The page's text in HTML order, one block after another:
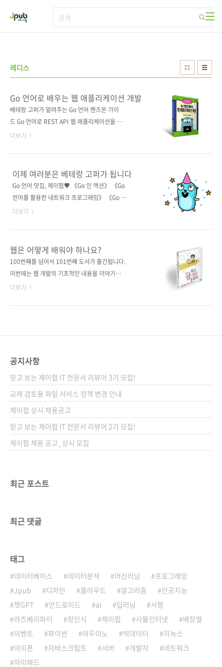
레디스
Go 언어로 배우는 웹 애플리케이션 개발
베테랑 고퍼가 알려주는 Go 언어 핸즈온 가이
드 Go 언어로 REST API 웹 애플리케이션을 개
발할 때 반드시 알아야 할 지식을 알려준다. 전반
하고, 후반부에는 본격적으로 Go 언어를 활용해
ToDo 애플리케이션을 만들면서 환경 설정, 도커
컨테이너 작성, CI/CD 설정, 테스트 작성을 다룬
정을 반복하면서 실제 업무에 적용할 수 있는
API 서버 구축 방법을 배울 수 있다. 베테랑 고퍼
픈소스를 사용한 코딩 기법까지 Go 언어 애플리
케이션 개발에 필요한 모든 것을 익힐 수 있
다. 도서 구매 사이트(가나다순) [교보문..
더보기
이제 여러분은 베테랑 고퍼가 됩니다
Go 언어 맛집, 제이펍♥ 《Go 인 액션》 《Go
언어를 활용한 네트워크 프로그래밍》 《Go 언
어를 활용한 분산 서비스 개발》 《실무에 바로
소개했으니 생략하겠습니다. 상단의 책들을 참
고해주세요(이번 책까지 출간 예정이니 제이펍
은 명실상부한 'Go 언어 맛집'이 아닌가 싶습니
는 Go 언어의 장점을 이야기하지 않고 넘어가면
아쉬우니 고성능 웹 애플리케이션을 개발할 때
일 바이너리 파..
더보기
웹은 어떻게 배워야 하나요?
100번째를 넘어서 101번째 도서가 출간됩니다.
이번에는 웹 개발의 기초적인 내용을 이야기하
고자 합니다. 웹의 세계는 정말 방대하고 그에 해
발 공략서》에서 그 길을 발견하실 수 있으리라
에 대해서 모든 것을 깊이 알 필요는 없지만 알고
있는 것과 모르는 것에 차이가 분명한 것처럼 다
양한 기술이 어떤 효용성을 가졌는지 파악하고
웹 개발의 프로세스를 순서대로 배워가면서 숙
달된 개발자로 가는 길을 그려갈 수 있는 그런 입
문서라고 생각합니다..
더보기
공지사항
믿고 보는 제이펍 IT 전문서 리뷰어 3기 모집!
교재 검토용 파일 서비스 정책 변경 안내
제이펍 상시 채용공고
믿고 보는 제이펍 IT 전문서 리뷰어 2기 모집!
제이펍 채용 공고_상시 모집
최근 포스트
최근 댓글
태그
데이터베이스 데이터분석 머신러닝
프로그래밍
Jpub
디자인 클라우드 알고리즘
인공지능
챗GPT
안드로이드 ai 딥러닝
서평
라즈베리파이
정인식 제이펍 사물인터넷
배장열
이벤트
파이썬 아두이노 빅데이터
리눅스
아이폰
자바스크립트 서버 개발자
네트워크
아이패드